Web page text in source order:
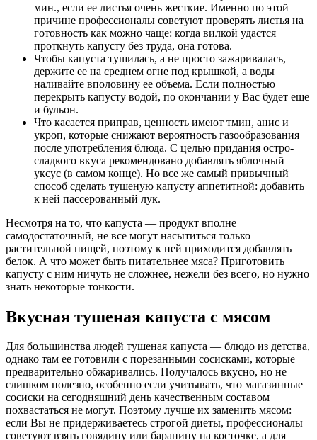
мин., если ее листья очень жесткие. Именно по этой
причине профессионалы советуют проверять листья на
готовность как можно чаще: когда вилкой удастся
проткнуть капусту без труда, она готова.
Чтобы капуста тушилась, а не просто зажаривалась,
держите ее на среднем огне под крышкой, а воды
наливайте вполовину ее объема. Если полностью
перекрыть капусту водой, по окончании у Вас будет еще
и бульон.
Что касается приправ, ценность имеют тмин, анис и
укроп, которые снижают вероятность газообразования
после употребления блюда. С целью придания остро-
сладкого вкуса рекомендовано добавлять яблочный
уксус (в самом конце). Но все же самый привычный
способ сделать тушеную капусту аппетитной: добавить
к ней пассерованный лук.
Несмотря на то, что капуста — продукт вполне
самодостаточный, не все могут насытиться только
растительной пищей, поэтому к ней приходится добавлять
белок. А что может быть питательнее мяса? Приготовить
капусту с ним ничуть не сложнее, нежели без всего, но нужно
знать некоторые тонкости.
Вкусная тушеная капуста с мясом
Для большинства людей тушеная капуста — блюдо из детства,
однако там ее готовили с порезанными сосисками, которые
предварительно обжаривались. Получалось вкусно, но не
слишком полезно, особенно если учитывать, что магазинные
сосиски на сегодняшний день качественным составом
похвастаться не могут. Поэтому лучше их заменить мясом:
если Вы не придерживаетесь строгой диеты, профессионалы
советуют взять говядину или баранину на косточке, а для